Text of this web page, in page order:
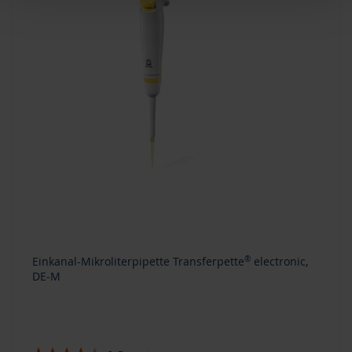
Einkanal-Mikroliterpipette Transferpette® electronic,
DE-M